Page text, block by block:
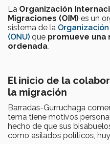
La Organización
Migraciones (OIM) es un
sistema de la
(ONU) que promueve una
ordenada.
El inicio de la
la migración
Barradas-Gurruchaga
tema tiene motivos
hecho de que sus
como asilados políticos,